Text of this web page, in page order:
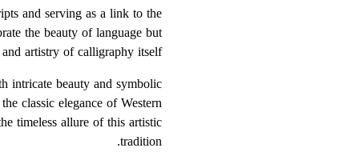
and serving as a link to the
the beauty of language but
artistry of calligraphy itself.
intricate beauty and symbolic
classic elegance of Western
timeless allure of this artistic
tradition.